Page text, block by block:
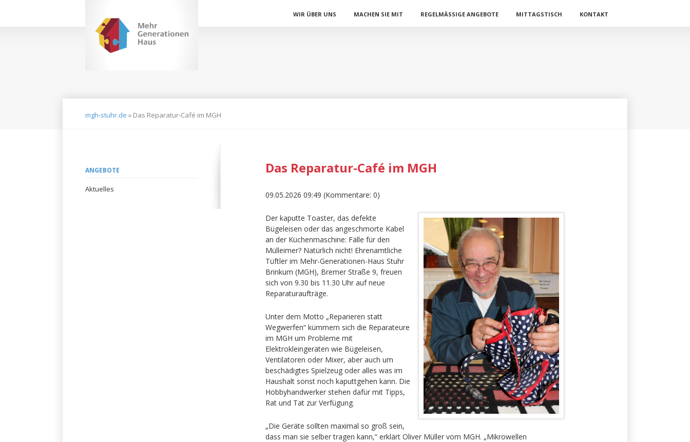
überspringen
WIR ÜBER UNS MACHEN SIE MIT REGELMÄSSIGE ANGEBOTE MITTAGSTISCH KONTAKT
Navigation
überspringen
mgh-stuhr.de » Das Reparatur-Café im MGH
Navigation
ANGEBOTE
Aktuelles
Das Reparatur-Café im MGH
09.05.2026 09:49 (Kommentare: 0)
Der kaputte Toaster, das defekte
Bügeleisen oder das angeschmorte Kabel
an der Küchenmaschine: Fälle für den
Mülleimer? Natürlich nicht! Ehrenamtliche
Tüftler im Mehr-Generationen-Haus Stuhr
Brinkum (MGH), Bremer Straße 9, freuen
sich von 9.30 bis 11.30 Uhr auf neue
Reparaturaufträge.
Unter dem Motto „Reparieren statt
Wegwerfen“ kümmern sich die Reparateure
im MGH um Probleme mit
Elektrokleingeräten wie Bügeleisen,
Ventilatoren oder Mixer, aber auch um
beschädigtes Spielzeug oder alles was im
Haushalt sonst noch kaputtgehen kann. Die
Hobbyhandwerker stehen dafür mit Tipps,
Rat und Tat zur Verfügung.
„Die Geräte sollten maximal so groß sein,
dass man sie selber tragen kann,“ erklärt Oliver Müller vom MGH. „Mikrowellen